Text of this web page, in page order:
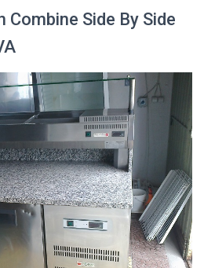
Combine Side By Side